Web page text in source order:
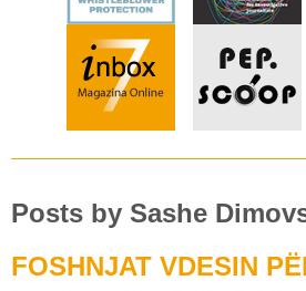
Posts by Sashe
FOSHNJAT VDESIN